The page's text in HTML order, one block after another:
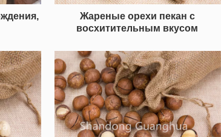
Жареные орехи пекан с
восхитительным вкусом